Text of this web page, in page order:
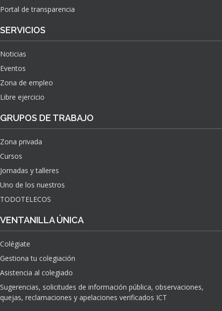
Portal de transparencia
SERVICIOS
Noticias
Eventos
Zona de empleo
Libre ejercicio
GRUPOS DE TRABAJO
Zona privada
Cursos
Jornadas y talleres
Uno de los nuestros
TODOTELECOS
VENTANILLA ÚNICA
Colégiate
Gestiona tu colegiación
Asistencia al colegiado
Sugerencias, solicitudes de información pública, observaciones,
quejas, reclamaciones y apelaciones verificados ICT